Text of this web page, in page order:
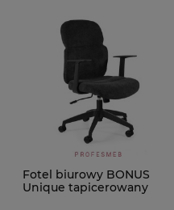
Fotel biurowy BONUS
Unique tapicerowany